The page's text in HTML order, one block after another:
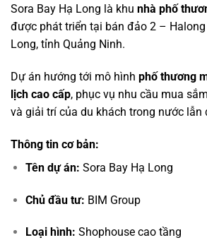
Sora Bay Hạ Long là khu nhà phố
được phát triển tại bán đảo 2 – Halong
Long, tỉnh Quảng Ninh.
Dự án hướng tới mô hình phố thương
lịch cao cấp, phục vụ nhu cầu mua
và giải trí của du khách trong nước lẫn
Thông tin cơ bản:
Tên dự án: Sora Bay Hạ Long
Chủ đầu tư: BIM Group
Loại hình: Shophouse cao tầng